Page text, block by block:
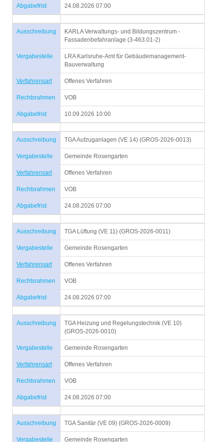
Abgabefrist 24.08.2026 07:00
Ausschreibung
KARLA Verwaltungs- und Bildungszentrum -
Fassadenbefahranlage (3-463.01-2)
Vergabestelle
LRA Karlsruhe-Amt für Gebäudemanagement-
Bauverwaltung
Verfahrensart Offenes Verfahren
Rechtsrahmen VOB
Abgabefrist 10.09.2026 10:00
Ausschreibung TGA Aufzuganlagen (VE 14) (GROS-2026-0013)
Vergabestelle Gemeinde Rosengarten
Verfahrensart Offenes Verfahren
Rechtsrahmen VOB
Abgabefrist 24.08.2026 07:00
Ausschreibung TGA Lüftung (VE 11) (GROS-2026-0011)
Vergabestelle Gemeinde Rosengarten
Verfahrensart Offenes Verfahren
Rechtsrahmen VOB
Abgabefrist 24.08.2026 07:00
Ausschreibung
TGA Heizung und Regelungstechnik (VE 10)
(GROS-2026-0010)
Vergabestelle Gemeinde Rosengarten
Verfahrensart Offenes Verfahren
Rechtsrahmen VOB
Abgabefrist 24.08.2026 07:00
Ausschreibung TGA Sanitär (VE 09) (GROS-2026-0009)
Vergabestelle Gemeinde Rosengarten